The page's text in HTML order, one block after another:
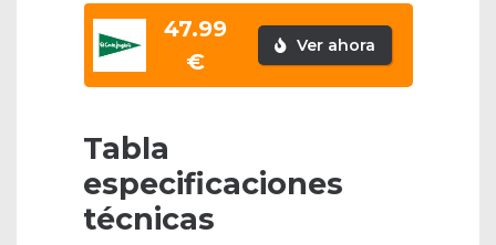
47.99
€
Ver ahora
Tabla
especificaciones
técnicas